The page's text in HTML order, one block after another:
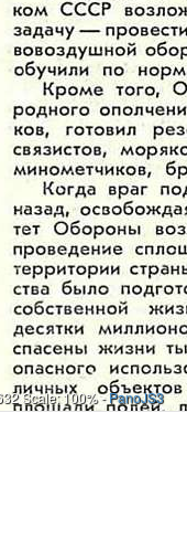
Scale: 100% -PanoJS3